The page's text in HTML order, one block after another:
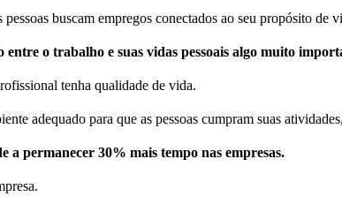
buscam empregos conectados ao seu propósito de
o trabalho e suas vidas pessoais algo muito
tenha qualidade de vida.
adequado para que as pessoas cumpram suas
a permanecer 30% mais tempo nas empresas.